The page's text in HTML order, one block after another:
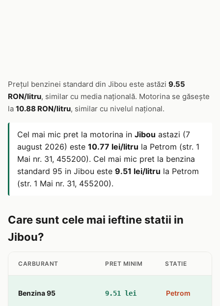
Prețul benzinei standard din Jibou este astăzi 9.55
RON/litru, similar cu media națională. Motorina se găsește
la 10.88 RON/litru, similar cu nivelul național.
Cel mai mic pret la motorina in Jibou astazi (7
august 2026) este 10.77 lei/litru la Petrom (str. 1
Mai nr. 31, 455200). Cel mai mic pret la benzina
standard 95 in Jibou este 9.51 lei/litru la Petrom
(str. 1 Mai nr. 31, 455200).
Care sunt cele mai ieftine statii in
Jibou?
CARBURANT PRET MINIM STATIE
Benzina 95 9.51 lei Petrom